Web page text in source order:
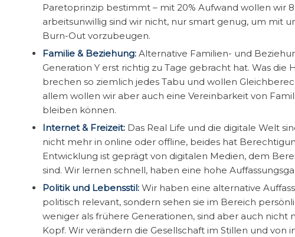
Paretoprinzip bestimmt – mit 20% Aufwand wollen wir
arbeitsunwillig sind wir nicht, nur smart genug, um mit
Burn-Out vorzubeugen.
Familie & Beziehung: Alternative Familien- und
Generation Y erst richtig zu Tage gebracht hat. Was
brechen so ziemlich jedes Tabu und wollen
allem wollen wir aber auch eine Vereinbarkeit von
bleiben können.
Internet & Freizeit: Das Real Life und die digitale Welt
nicht mehr in online oder offline, beides hat
Entwicklung ist geprägt von digitalen Medien, dem
sind. Wir lernen schnell, haben eine hohe
Politik und Lebensstil: Wir haben eine alternative
politisch relevant, sondern sehen sie im Bereich
weniger als frühere Generationen, sind aber auch
Kopf. Wir verändern die Gesellschaft im Stillen und von